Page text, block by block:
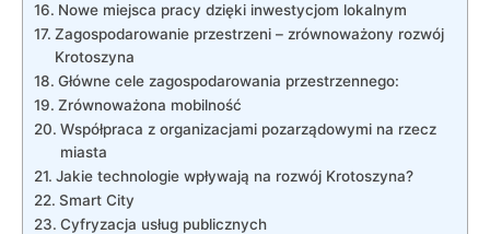
Nowe miejsca pracy dzięki inwestycjom lokalnym
Zagospodarowanie przestrzeni – zrównoważony rozwój
Krotoszyna
Główne cele zagospodarowania przestrzennego:
Zrównoważona mobilność
Współpraca z organizacjami pozarządowymi na rzecz
miasta
Jakie technologie wpływają na rozwój Krotoszyna?
Smart City
Cyfryzacja usług publicznych